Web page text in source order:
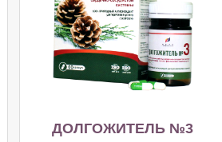
ДОЛГОЖИТЕЛЬ №3